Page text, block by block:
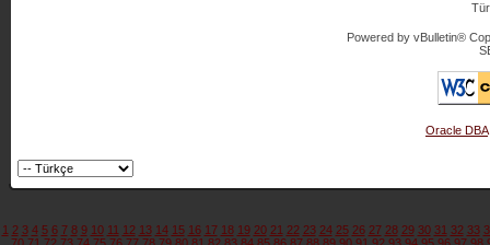
Powered by vBulletin®
Oracle DBA
1 2 3 4 5 6 7 8 9 10 11 12 13 14 15 16 17 18 19 20 21 22 23 24 25 26 27 28 29 30 31 32 33